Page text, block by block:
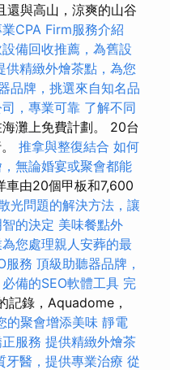
還與高山，涼爽的山谷
CPA Firm服務介紹
備回收推薦，為舊設
供精緻外燴茶點，為您
品牌，挑選來自知名品
，專業可靠 了解不同
灘上免費計劃。 20台
推拿與整復結合 如何
無論婚宴或聚會都能
車由20個甲板和7,600
光問題的解決方法，讓
的決定 美味餐點外
您處理親人安葬的最
服務 頂級助聽器品牌，
必備的SEO軟體工具 完
記錄，Aquadome，
的聚會增添美味 靜電
服務 提供精緻外燴茶
牙醫，提供專業治療 從